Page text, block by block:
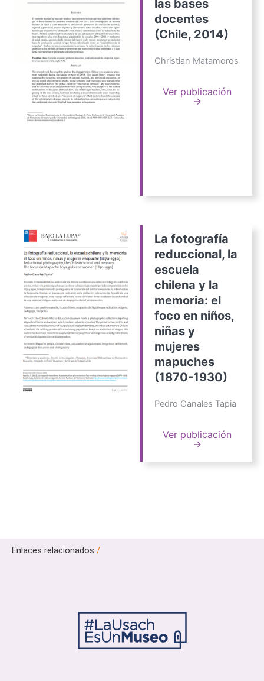
las bases
docentes
(Chile, 2014)
Christian Matamoros
Ver publicación
→
La fotografía
reduccional, la
escuela
chilena y la
memoria: el
foco en niños,
niñas y
mujeres
mapuches
(1870-1930)
Pedro Canales Tapia
Ver publicación
→
Enlaces relacionados /